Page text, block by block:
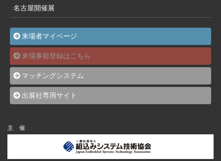
名古屋開催展
来場者マイページ
来場事前登録はこちら
マッチングシステム
出展社専用サイト
主 催